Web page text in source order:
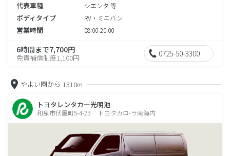
代表車種 シエンタ 等
ボディタイプ RV・ミニバン
営業時間 08:00-20:00
6時間まで7,700円
免責補償制度1,100円 0725-50-3300
やよい園から 1310m
トヨタレンタカー光明池
和泉市伏屋町5-4-23 トヨタカロ-ラ南海内